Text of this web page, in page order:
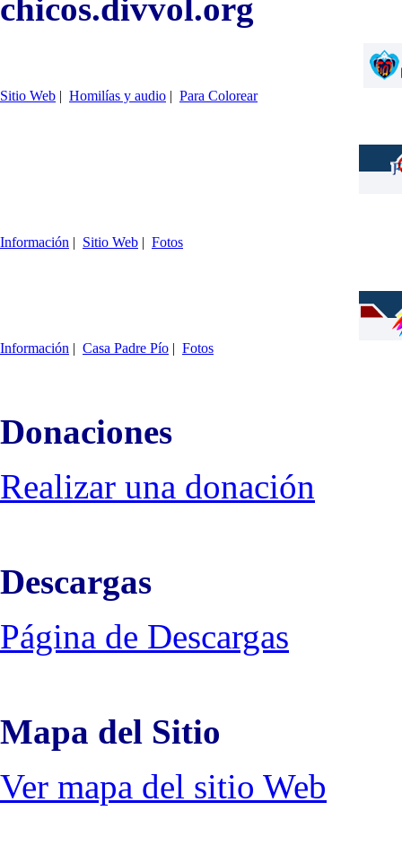
chicos.divvol.org
Sitio Web | Homilías y audio | Para Colorear
Información | Sitio Web | Fotos
Información | Casa Padre Pío | Fotos
Donaciones
Realizar una donación
Descargas
Página de Descargas
Mapa del Sitio
Ver mapa del sitio Web